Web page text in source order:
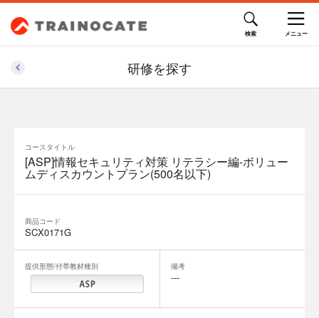
研修を探す
コースタイトル
[ASP]情報セキュリティ対策 リテラシー編-ボリュー
ムディスカウントプラン(500名以下)
商品コード
SCX0171G
提供形態/付帯教材種別 備考
---
3,300,000円(税込)